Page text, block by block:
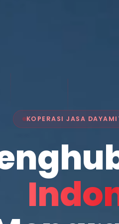
KOPERASI JASA